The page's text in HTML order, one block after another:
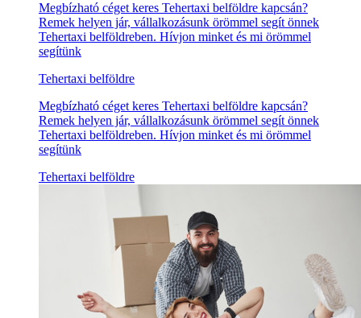
Megbízható céget keres Tehertaxi belföldre kapcsán?
Remek helyen jár, vállalkozásunk örömmel segít önnek
Tehertaxi belföldreben. Hívjon minket és mi örömmel
segítünk
Tehertaxi belföldre
Megbízható céget keres Tehertaxi belföldre kapcsán?
Remek helyen jár, vállalkozásunk örömmel segít önnek
Tehertaxi belföldreben. Hívjon minket és mi örömmel
segítünk
Tehertaxi belföldre